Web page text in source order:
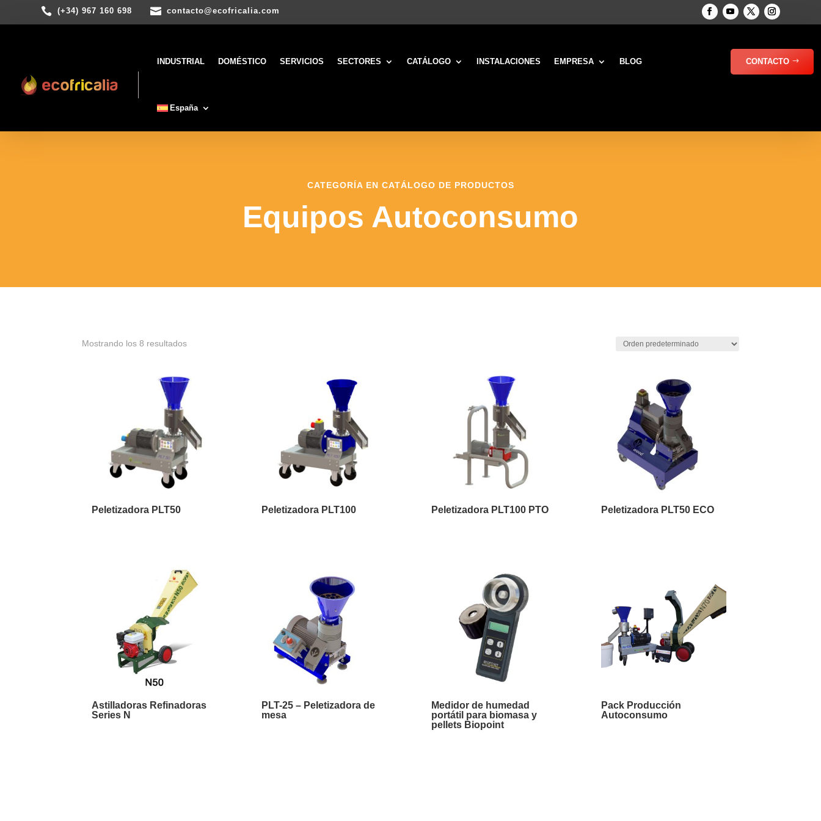
 (+34) 967 160 698  contacto@ecofricalia.com
INDUSTRIAL DOMÉSTICO SERVICIOS SECTORES CATÁLOGO INSTALACIONES EMPRESA BLOG
España
CONTACTO
CATEGORÍA EN CATÁLOGO DE PRODUCTOS
Equipos Autoconsumo
Mostrando los 8 resultados
Peletizadora PLT50 Peletizadora PLT100 Peletizadora PLT100 PTO Peletizadora PLT50 ECO
Astilladoras Refinadoras
Series N
PLT-25 – Peletizadora de
mesa
Medidor de humedad
portátil para biomasa y
pellets Biopoint
Pack Producción
Autoconsumo